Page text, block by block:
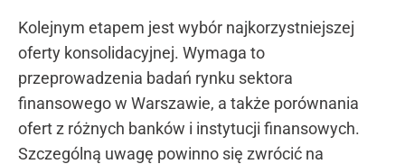
Kolejnym etapem jest wybór najkorzystniejszej
oferty konsolidacyjnej. Wymaga to
przeprowadzenia badań rynku sektora
finansowego w Warszawie, a także porównania
ofert z różnych banków i instytucji finansowych.
Szczególną uwagę powinno się zwrócić na